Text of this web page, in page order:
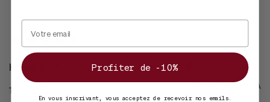
Katherine A.
Client vérifié
18/10/22
Los Cerezos, A
Profiter de -10%
En vous inscrivant, vous acceptez de recevoir nos emails.